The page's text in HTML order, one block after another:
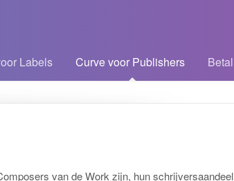
Labels Curve voor Publishers
van de Work zijn, hun